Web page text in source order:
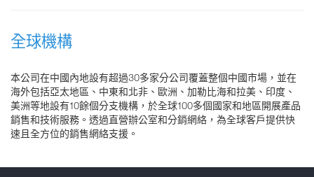
全球機構
本公司在中國內地設有超過30多家分公司覆蓋整個中國市場，並在
海外包括亞太地區、中東和北非、歐洲、加勒比海和拉美、印度、
美洲等地設有10餘個分支機構，於全球100多個國家和地區開展產品
銷售和技術服務。透過直營辦公室和分銷網絡，為全球客戶提供快
速且全方位的銷售網絡支援。